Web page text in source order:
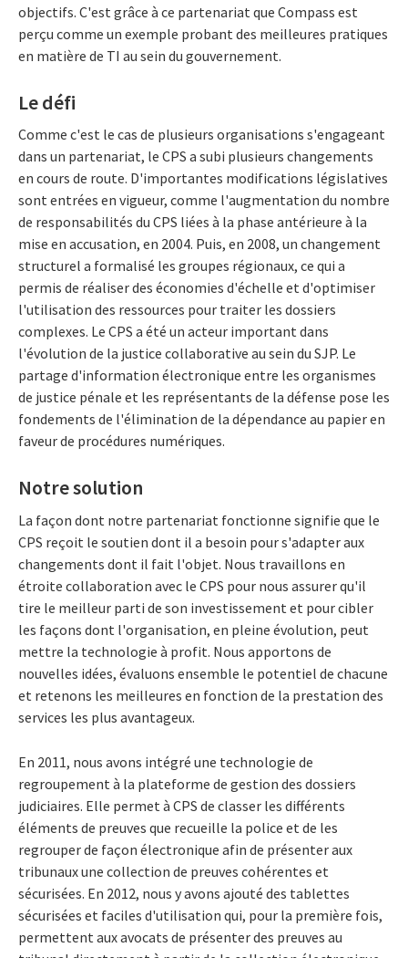
objectifs. C'est grâce à ce partenariat que Compass est
perçu comme un exemple probant des meilleures pratiques
en matière de TI au sein du gouvernement.
Le défi
Comme c'est le cas de plusieurs organisations s'engageant
dans un partenariat, le CPS a subi plusieurs changements
en cours de route. D'importantes modifications législatives
sont entrées en vigueur, comme l'augmentation du nombre
de responsabilités du CPS liées à la phase antérieure à la
mise en accusation, en 2004. Puis, en 2008, un changement
structurel a formalisé les groupes régionaux, ce qui a
permis de réaliser des économies d'échelle et d'optimiser
l'utilisation des ressources pour traiter les dossiers
complexes. Le CPS a été un acteur important dans
l'évolution de la justice collaborative au sein du SJP. Le
partage d'information électronique entre les organismes
de justice pénale et les représentants de la défense pose les
fondements de l'élimination de la dépendance au papier en
faveur de procédures numériques.
Notre solution
La façon dont notre partenariat fonctionne signifie que le
CPS reçoit le soutien dont il a besoin pour s'adapter aux
changements dont il fait l'objet. Nous travaillons en
étroite collaboration avec le CPS pour nous assurer qu'il
tire le meilleur parti de son investissement et pour cibler
les façons dont l'organisation, en pleine évolution, peut
mettre la technologie à profit. Nous apportons de
nouvelles idées, évaluons ensemble le potentiel de chacune
et retenons les meilleures en fonction de la prestation des
services les plus avantageux.
En 2011, nous avons intégré une technologie de
regroupement à la plateforme de gestion des dossiers
judiciaires. Elle permet à CPS de classer les différents
éléments de preuves que recueille la police et de les
regrouper de façon électronique afin de présenter aux
tribunaux une collection de preuves cohérentes et
sécurisées. En 2012, nous y avons ajouté des tablettes
sécurisées et faciles d'utilisation qui, pour la première fois,
permettent aux avocats de présenter des preuves au